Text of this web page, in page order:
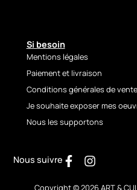
✔️
✔️
Si besoin
Mentions légales
Paiement et livraison
Conditions générales de vente
Je souhaite exposer mes
Nous les supportons
Copyright © 2026 ART &
Nous suivre